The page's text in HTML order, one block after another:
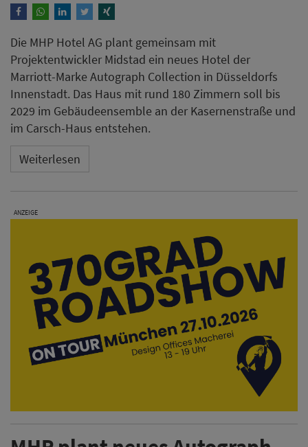
Die MHP Hotel AG plant gemeinsam mit
Projektentwickler Midstad ein neues Hotel der
Marriott-Marke Autograph Collection in Düsseldorfs
Innenstadt. Das Haus mit rund 180 Zimmern soll bis
2029 im Gebäudeensemble an der Kasernenstraße und
im Carsch-Haus entstehen.
Weiterlesen
ANZEIGE